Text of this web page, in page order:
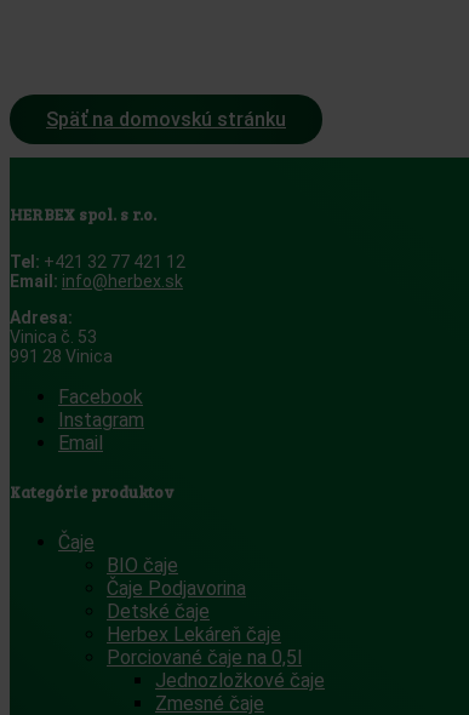
Späť na domovskú stránku
HERBEX spol. s r.o.
Tel: +421 32 77 421 12
Email: info@herbex.sk
Adresa:
Vinica č. 53
991 28 Vinica
Facebook
Instagram
Email
Kategórie produktov
Čaje
BIO čaje
Čaje Podjavorina
Detské čaje
Herbex Lekáreň čaje
Porciované čaje na 0,5l
Jednozložkové čaje
Zmesné čaje